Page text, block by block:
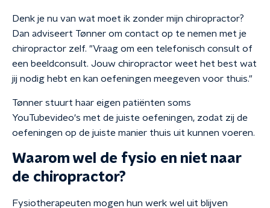
Denk je nu van wat moet ik zonder mijn chiropractor?
Dan adviseert Tønner om contact op te nemen met je
chiropractor zelf. "Vraag om een telefonisch consult of
een beeldconsult. Jouw chiropractor weet het best wat
jij nodig hebt en kan oefeningen meegeven voor thuis."
Tønner stuurt haar eigen patiënten soms
YouTubevideo's met de juiste oefeningen, zodat zij de
oefeningen op de juiste manier thuis uit kunnen voeren.
Waarom wel de fysio en niet naar
de chiropractor?
Fysiotherapeuten mogen hun werk wel uit blijven